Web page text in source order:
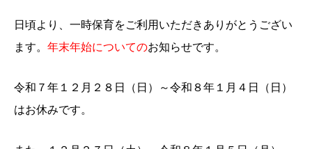
日頃より、一時保育をご利用いただきありがとうござい
ます。 年末年始についてのお知らせです。
令和７年１２月２８日（日）～令和８年１月４日（日）
はお休みです。